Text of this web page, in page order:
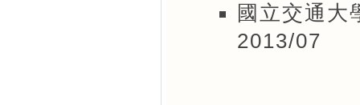
國立交通大
2013/07